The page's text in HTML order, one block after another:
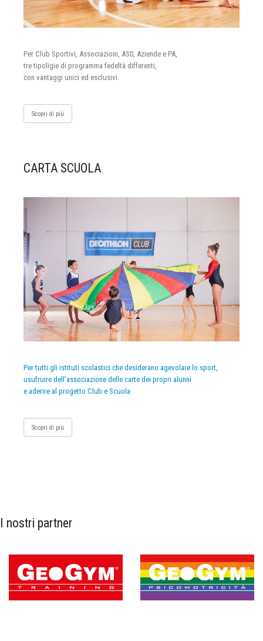
Per Club Sportivi, Associazioni, ASD, Aziende e PA,
tre tipoligie di programma fedeltà differenti,
con vantaggi unici ed esclusivi.
Scopri di più
CARTA SCUOLA
Per tutti gli istituti scolastici che desiderano agevolare lo sport,
usufruire dell’associazione delle carte dei propri alunni
e aderire al progetto Club e Scuola
Scopri di più
I nostri partner